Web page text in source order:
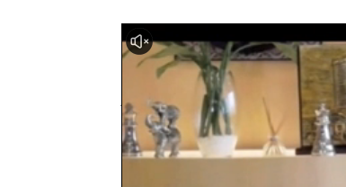
Jakarta, CNBC Indonesia-
(Persero) (BTN/BBTN)pada bulan
posisi 111%, yang artinya
juga menyebutkan rasio lain
Non-Core Deposit (AL/NCD),
menunjukkan perkembangan yang
Selain itu penempatan dana